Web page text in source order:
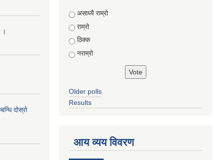
।
दोस्रो
Choices
असाध्यै राम्रो
राम्रो
ठिक्क
नराम्रो
Older polls
Results
आय व्यय विवरण